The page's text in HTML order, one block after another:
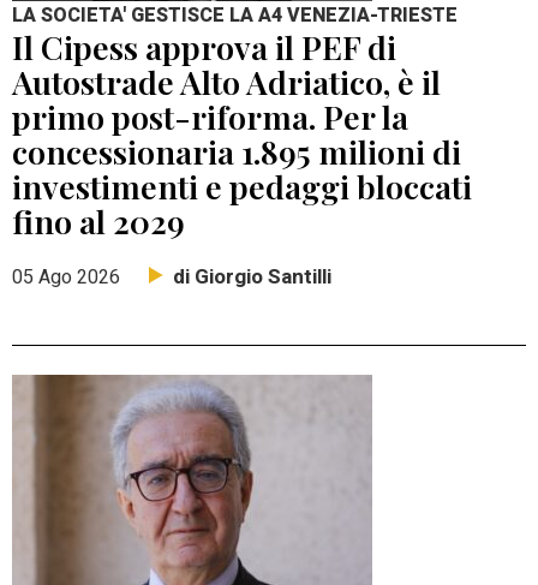
LA SOCIETA' GESTISCE LA A4 VENEZIA-TRIESTE
Il Cipess approva il PEF di
Autostrade Alto Adriatico, è il
primo post-riforma. Per la
concessionaria 1.895 milioni di
investimenti e pedaggi bloccati
fino al 2029
05 Ago 2026 di Giorgio Santilli